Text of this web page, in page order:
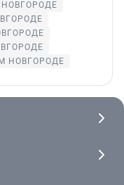
НОВГОРОДЕ